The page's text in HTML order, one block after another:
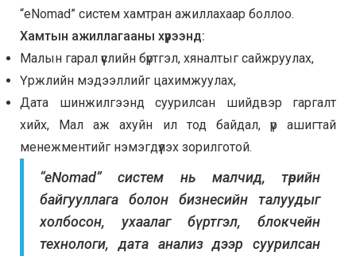
“eNomad” систем хамтран ажиллахаар боллоо.
Хамтын ажиллагааны хүрээнд:
Малын гарал үүслийн бүртгэл, хяналтыг сайжруулах,
Үржлийн мэдээллийг цахимжуулах,
Дата шинжилгээнд суурилсан шийдвэр гаргалт
хийх, Мал аж ахуйн ил тод байдал, үр ашигтай
менежментийг нэмэгдүүлэх зорилготой.
“eNomad” систем нь малчид, төрийн
байгууллага болон бизнесийн талуудыг
холбосон, ухаалаг бүртгэл, блокчейн
технологи, дата анализ дээр суурилсан